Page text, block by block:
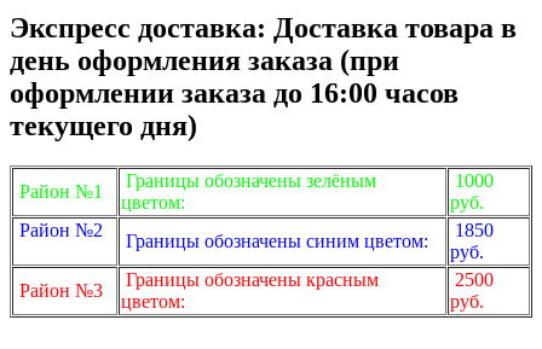
Экспресс доставка: Доставка товара в
день оформления заказа (при
оформлении заказа до 16:00 часов
текущего дня)
Район №1
Границы обозначены зелёным
цветом:
1000
руб.
Район №2
Границы обозначены синим цветом:
1850
руб.
Район №3
Границы обозначены красным
цветом:
2500
руб.